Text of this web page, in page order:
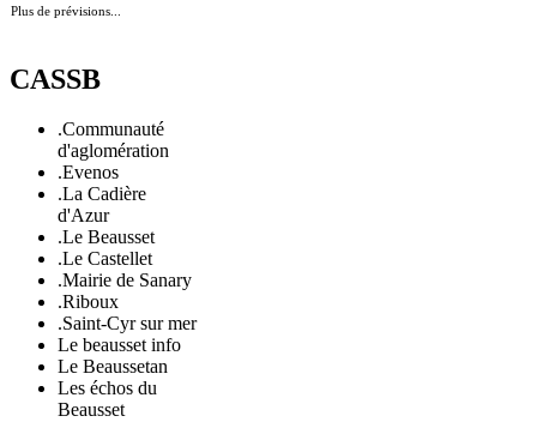
Plus de prévisions...
CASSB
.Communauté
d'aglomération
.Evenos
.La Cadière
d'Azur
.Le Beausset
.Le Castellet
.Mairie de Sanary
.Riboux
.Saint-Cyr sur mer
Le beausset info
Le Beaussetan
Les échos du
Beausset